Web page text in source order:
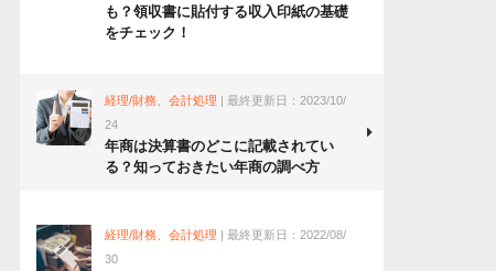
も？領収書に貼付する収入印紙の基礎
をチェック！
経理/財務、会計処理 | 最終更新日：2023/10/
24
年商は決算書のどこに記載されてい
る？知っておきたい年商の調べ方
経理/財務、会計処理 | 最終更新日：2022/08/
30